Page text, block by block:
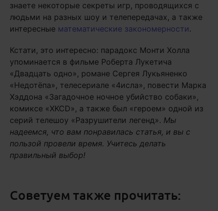
знаете некоторые секреты игр, проводящихся с
людьми на разных шоу и телепередачах, а также
интересные математические закономерности.
Кстати, это интересно: парадокс Монти Холла
упоминается в фильме Роберта Лукетича
«Двадцать одно», романе Сергея Лукьяненко
«Недотёпа», телесериале «4исла», повести Марка
Хэддона «Загадочное ночное убийство собаки»,
комиксе «XKCD», а также был «героем» одной из
серий телешоу «Разрушители легенд». Мы
надеемся, что вам понравилась статья, и вы с
пользой провели время. Учитесь делать
правильный выбор!
Советуем также прочитать: